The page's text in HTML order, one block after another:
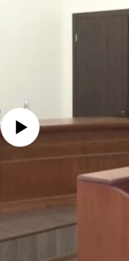
currently available